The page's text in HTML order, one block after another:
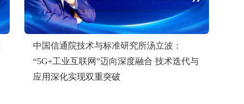
中国信通院技术与标准研究所汤立波：
“5G+工业互联网”迈向深度融合 技术迭代与
应用深化实现双重突破